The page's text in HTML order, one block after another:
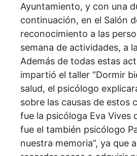
Ayuntamiento, y con una
continuación, en el Salón
reconocimiento a las
semana de actividades, a
Además de todas estas
impartió el taller “Dormir
salud, el psicólogo
sobre las causas de estos
fue la psicóloga Eva Vives
fue el también psicólogo
nuestra memoria”, ya que